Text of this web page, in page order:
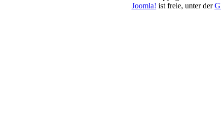
Joomla! ist freie, unter der